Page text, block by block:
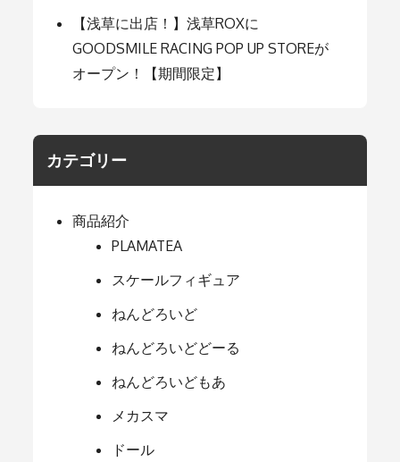
【浅草に出店！】浅草ROXに
GOODSMILE RACING POP UP STOREが
オープン！【期間限定】
カテゴリー
商品紹介
PLAMATEA
スケールフィギュア
ねんどろいど
ねんどろいどどーる
ねんどろいどもあ
メカスマ
ドール